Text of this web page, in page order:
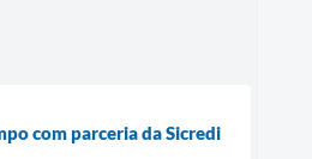
com parceria da Sicredi